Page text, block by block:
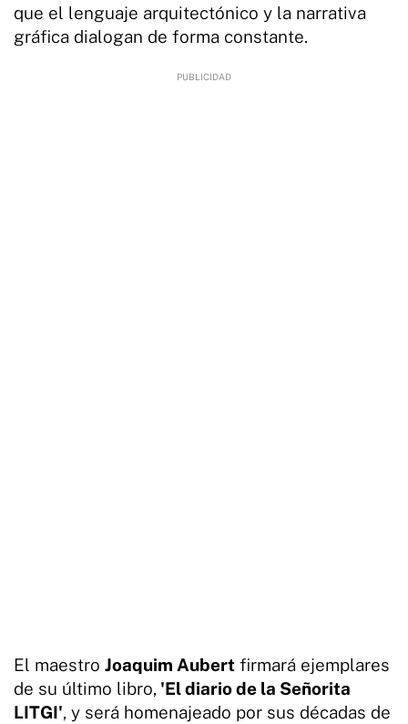
que el lenguaje arquitectónico y la narrativa
gráfica dialogan de forma constante.
El maestro Joaquim Aubert firmará ejemplares
de su último libro, 'El diario de la Señorita
LITGI', y será homenajeado por sus décadas de